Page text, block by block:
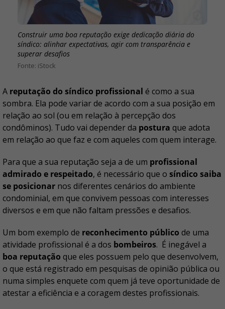
Construir uma boa reputação exige dedicação diária do
síndico: alinhar expectativas, agir com transparência e
superar desafios
iStock
A reputação do síndico profissional é como a sua
sombra. Ela pode variar de acordo com a sua posição em
relação ao sol (ou em relação à percepção dos
condôminos). Tudo vai depender da postura que adota
em relação ao que faz e com aqueles com quem interage.
Para que a sua reputação seja a de um profissional
admirado e respeitado, é necessário que o síndico saiba
se posicionar nos diferentes cenários do ambiente
condominial, em que convivem pessoas com interesses
diversos e em que não faltam pressões e desafios.
Um bom exemplo de reconhecimento público de uma
atividade profissional é a dos bombeiros. É inegável a
boa reputação que eles possuem pelo que desenvolvem,
o que está registrado em pesquisas de opinião pública ou
numa simples enquete com quem já teve oportunidade de
atestar a eficiência e a coragem destes profissionais.